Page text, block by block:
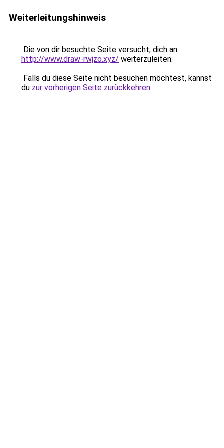
Weiterleitungshinweis
Die von dir besuchte Seite versucht, dich an
http://www.draw-rwjzo.xyz/ weiterzuleiten.
Falls du diese Seite nicht besuchen möchtest, kannst
du zur vorherigen Seite zurückkehren.